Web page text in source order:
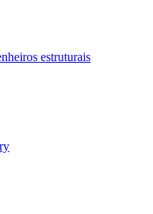
estruturais